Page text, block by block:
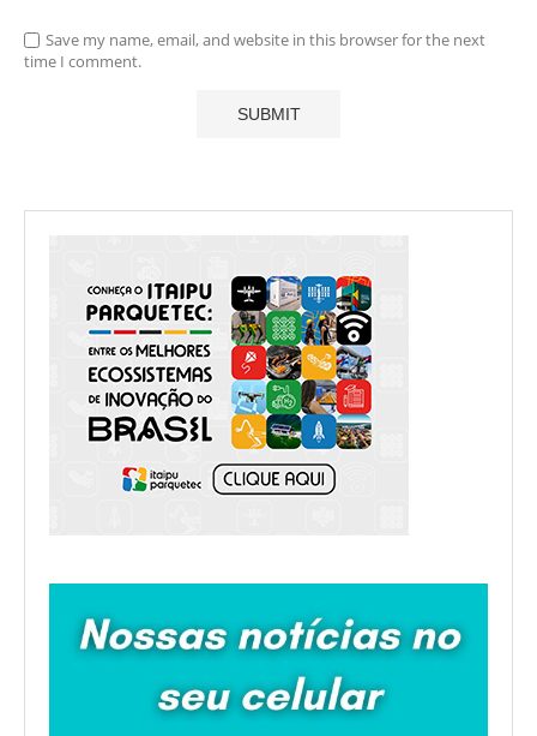
Save my name, email, and website in this browser for the next
time I comment.